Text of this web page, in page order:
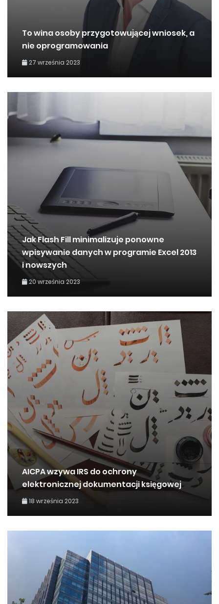
To wina osoby przygotowującej wniosek, a
nie oprogramowania
27 września 2023
Jak Flash Fill minimalizuje ponowne
wpisywanie danych w programie Excel 2013
i nowszych
20 września 2023
AICPA wzywa IRS do ochrony
elektronicznej dokumentacji księgowej
18 września 2023